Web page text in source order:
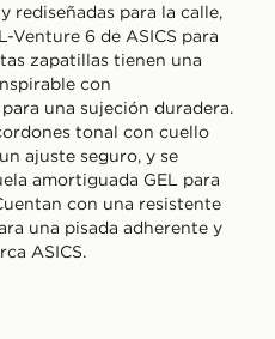
rediseñadas para la calle,
Venture 6 de ASICS para
zapatillas tienen una
con
una sujeción duradera.
tonal con cuello
ajuste seguro, y se
amortiguada GEL para
con una resistente
una pisada adherente y
ASICS.